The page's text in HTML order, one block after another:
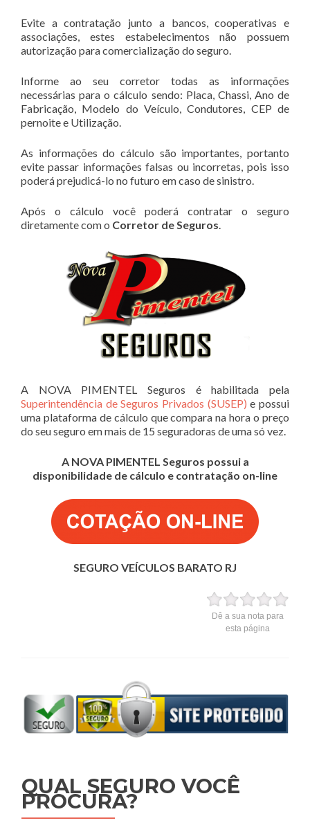
Evite a contratação junto a bancos, cooperativas e
associações, estes estabelecimentos não possuem
autorização para comercialização do seguro.
Informe ao seu corretor todas as informações
necessárias para o cálculo sendo: Placa, Chassi, Ano de
Fabricação, Modelo do Veículo, Condutores, CEP de
pernoite e Utilização.
As informações do cálculo são importantes, portanto
evite passar informações falsas ou incorretas, pois isso
poderá prejudicá-lo no futuro em caso de sinistro.
Após o cálculo você poderá contratar o seguro
diretamente com o Corretor de Seguros.
A NOVA PIMENTEL Seguros é habilitada pela
Superintendência de Seguros Privados (SUSEP) e possui
uma plataforma de cálculo que compara na hora o preço
do seu seguro em mais de 15 seguradoras de uma só vez.
A NOVA PIMENTEL Seguros possui a
disponibilidade de cálculo e contratação on-line
SEGURO VEÍCULOS BARATO RJ
Dê a sua nota para
esta página
QUAL SEGURO VOCÊ
PROCURA?